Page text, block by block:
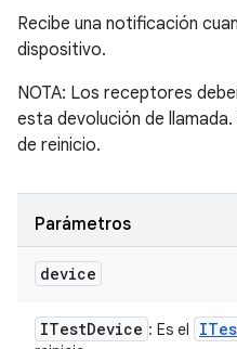
Recibe una notificación
dispositivo.
NOTA: Los receptores
esta devolución de
de reinicio.
Parámetros
device
ITestDevice : Es el